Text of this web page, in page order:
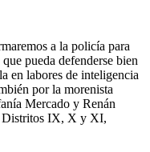
a la policía para
pueda defenderse bien
en labores de inteligencia
por la morenista
Mercado y Renán
Distritos IX, X y XI,